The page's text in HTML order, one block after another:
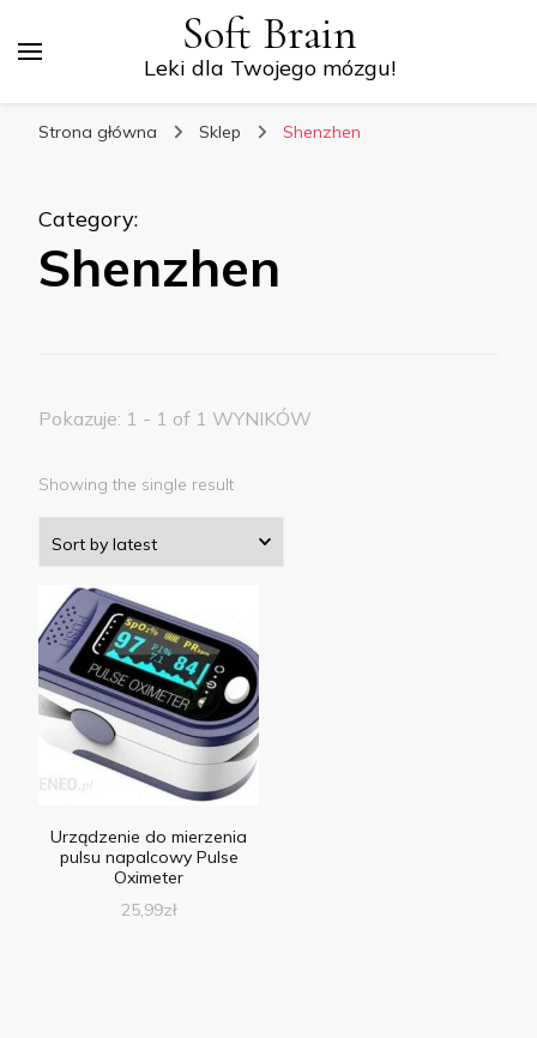
Soft Brain
Leki dla Twojego mózgu!
Strona główna Sklep Shenzhen
Category:
Shenzhen
Pokazuje: 1 - 1 of 1 WYNIKÓW
Showing the single result
Urządzenie do mierzenia
pulsu napalcowy Pulse
Oximeter
25,99zł